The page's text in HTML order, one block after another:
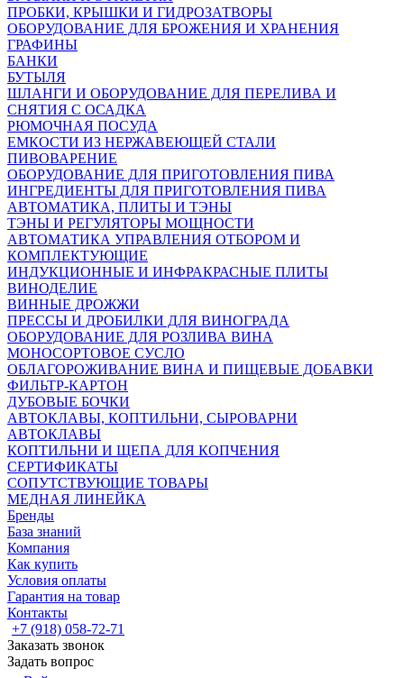
ПРОБКИ, КРЫШКИ И ГИДРОЗАТВОРЫ
ОБОРУДОВАНИЕ ДЛЯ БРОЖЕНИЯ И ХРАНЕНИЯ
ГРАФИНЫ
БАНКИ
БУТЫЛЯ
ШЛАНГИ И ОБОРУДОВАНИЕ ДЛЯ ПЕРЕЛИВА И
СНЯТИЯ С ОСАДКА
РЮМОЧНАЯ ПОСУДА
ЕМКОСТИ ИЗ НЕРЖАВЕЮЩЕЙ СТАЛИ
ПИВОВАРЕНИЕ
ОБОРУДОВАНИЕ ДЛЯ ПРИГОТОВЛЕНИЯ ПИВА
ИНГPЕДИЕНТЫ ДЛЯ ПРИГОТОВЛЕНИЯ ПИВА
АВТОМАТИКА, ПЛИТЫ И ТЭНЫ
ТЭНЫ И РЕГУЛЯТОРЫ МОЩНОСТИ
АВТОМАТИКА УПРАВЛЕНИЯ ОТБОРОМ И
КОМПЛЕКТУЮЩИЕ
ИНДУКЦИОННЫЕ И ИНФРАКРАСНЫЕ ПЛИТЫ
ВИНОДЕЛИЕ
ВИННЫЕ ДРОЖЖИ
ПРЕССЫ И ДРОБИЛКИ ДЛЯ ВИНОГРАДА
ОБОРУДОВАНИЕ ДЛЯ РОЗЛИВА ВИНА
МОНОСОРТОВОЕ СУСЛО
ОБЛАГОРОЖИВАНИЕ ВИНА И ПИЩЕВЫЕ ДОБАВКИ
ФИЛЬТР-КАРТОН
ДУБОВЫЕ БОЧКИ
АВТОКЛАВЫ, КОПТИЛЬНИ, СЫРОВАРНИ
АВТОКЛАВЫ
КОПТИЛЬНИ И ЩЕПА ДЛЯ КОПЧЕНИЯ
СЕРТИФИКАТЫ
СОПУТСТВУЮЩИЕ ТОВАРЫ
МЕДНАЯ ЛИНЕЙКА
Бренды
База знаний
Компания
Как купить
Условия оплаты
Гарантия на товар
Контакты
+7 (918) 058-72-71
Заказать звонок
Задать вопрос